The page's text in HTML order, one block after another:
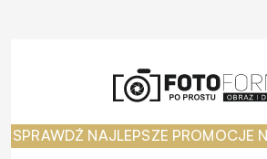
SPRAWDŹ NAJLEPSZE PROMOCJE